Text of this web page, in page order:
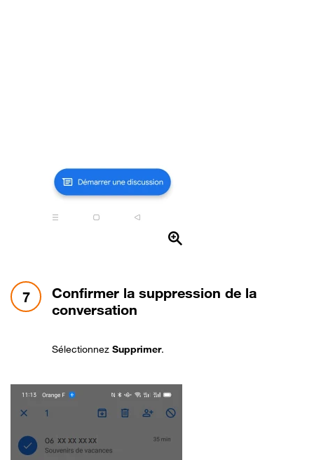
7 étape 7:
Confirmer la suppression de la
conversation
Sélectionnez Supprimer.